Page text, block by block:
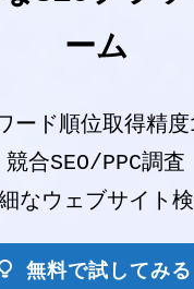
ーム
ード順位取得精度
競合SEO/PPC調査
なウェブサイト
無料で試してみる